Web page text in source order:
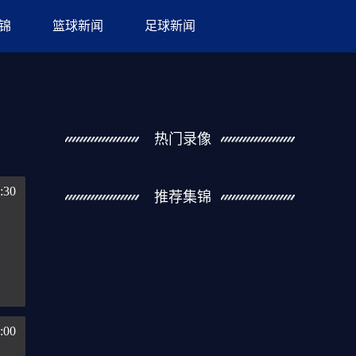
篮球新闻 足球新闻
热门录像
推荐集锦